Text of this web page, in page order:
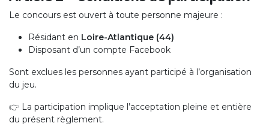
Le concours est ouvert à toute personne majeure :
Résidant en Loire-Atlantique (44)
Disposant d’un compte Facebook
Sont exclues les personnes ayant participé à l’organisation
du jeu.
👉 La participation implique l’acceptation pleine et entière
du présent règlement.